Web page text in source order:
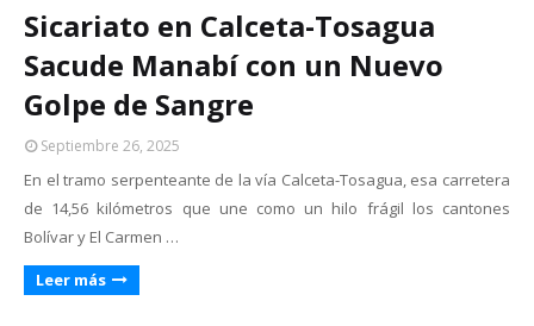
Sicariato en Calceta-Tosagua
Sacude Manabí con un Nuevo
Golpe de Sangre
Septiembre 26, 2025
En el tramo serpenteante de la vía Calceta-Tosagua, esa carretera
de 14,56 kilómetros que une como un hilo frágil los cantones
Bolívar y El Carmen …
Leer más